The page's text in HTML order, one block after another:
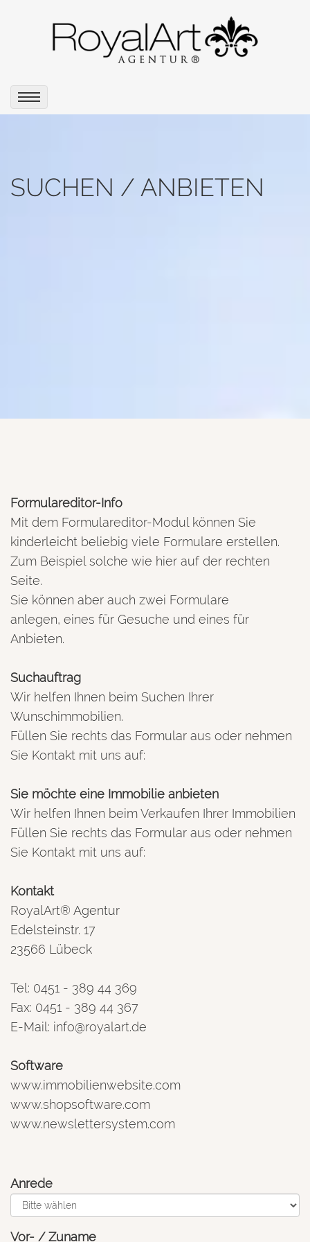
SUCHEN / ANBIETEN
Formulareditor-Info
Mit dem Formulareditor-Modul können Sie
kinderleicht beliebig viele Formulare erstellen.
Zum Beispiel solche wie hier auf der rechten
Seite.
Sie können aber auch zwei Formulare
anlegen, eines für Gesuche und eines für
Anbieten.
Suchauftrag
Wir helfen Ihnen beim Suchen Ihrer
Wunschimmobilien.
Füllen Sie rechts das Formular aus oder nehmen
Sie Kontakt mit uns auf:
Sie möchte eine Immobilie anbieten
Wir helfen Ihnen beim Verkaufen Ihrer Immobilien
Füllen Sie rechts das Formular aus oder nehmen
Sie Kontakt mit uns auf:
Kontakt
RoyalArt® Agentur
Edelsteinstr. 17
23566 Lübeck
Tel: 0451 - 389 44 369
Fax: 0451 - 389 44 367
E-Mail: info@royalart.de
Software
www.immobilienwebsite.com
www.shopsoftware.com
www.newslettersystem.com
Anrede
Vor- / Zuname